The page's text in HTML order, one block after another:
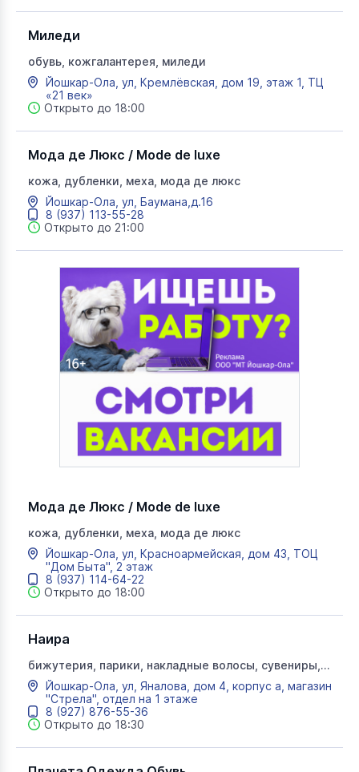
Миледи
обувь, кожгалантерея, миледи
Йошкар-Ола, ул, Кремлёвская, дом 19, этаж 1, ТЦ
«21 век»
Открыто до 18:00
Мода де Люкс / Mode de luxe
кожа, дубленки, меха, мода де люкс
Йошкар-Ола, ул, Баумана,д.16
8 (937) 113-55-28
Открыто до 21:00
Мода де Люкс / Mode de luxe
кожа, дубленки, меха, мода де люкс
Йошкар-Ола, ул, Красноармейская, дом 43, ТОЦ
"Дом Быта", 2 этаж
8 (937) 114-64-22
Открыто до 18:00
Наира
бижутерия, парики, накладные волосы, сувениры,
сумки, кожгалантерея
Йошкар-Ола, ул, Яналова, дом 4, корпус а, магазин
"Стрела", отдел на 1 этаже
8 (927) 876-55-36
Открыто до 18:30